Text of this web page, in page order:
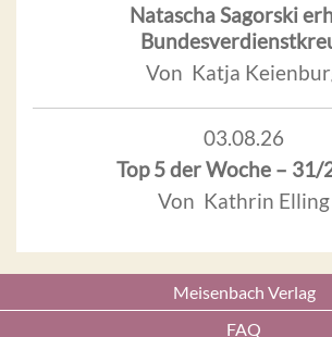
Natascha Sagorski
Von Katja
03.08.26
Top 5 der Woche – 31/
Von Kathrin Elling
Meisenbach Verlag
FAQ